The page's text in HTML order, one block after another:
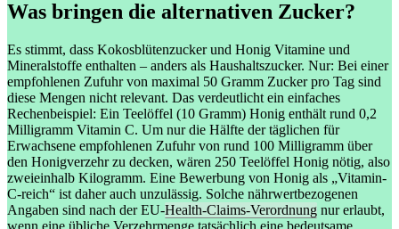
Was bringen die alternativen Zucker?
Es stimmt, dass Kokosblütenzucker und Honig Vitamine und
Mineralstoffe enthalten – anders als Haushaltszucker. Nur: Bei einer
empfohlenen Zufuhr von maximal 50 Gramm Zucker pro Tag sind
diese Mengen nicht relevant. Das verdeutlicht ein einfaches
Rechenbeispiel: Ein Teelöffel (10 Gramm) Honig enthält rund 0,2
Milligramm Vitamin C. Um nur die Hälfte der täglichen für
Erwachsene empfohlenen Zufuhr von rund 100 Milligramm über
den Honigverzehr zu decken, wären 250 Teelöffel Honig nötig, also
zweieinhalb Kilogramm. Eine Bewerbung von Honig als „Vitamin-
C-reich“ ist daher auch unzulässig. Solche nährwertbezogenen
Angaben sind nach der EU-Health-Claims-Verordnung nur erlaubt,
wenn eine übliche Verzehrmenge tatsächlich eine bedeutsame